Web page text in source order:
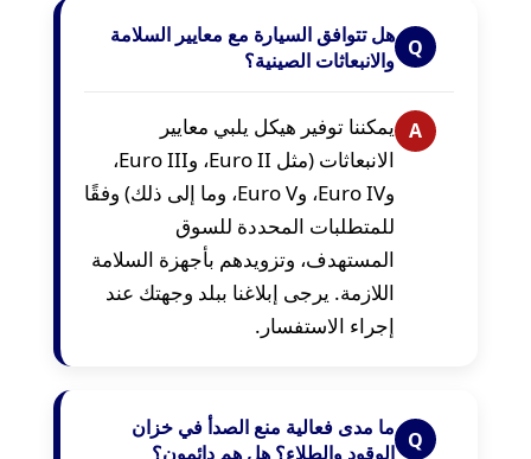
Q هل تتوافق السيارة مع معايير السلامة
والانبعاثات الصينية؟
A يمكننا توفير هيكل يلبي معايير
الانبعاثات (مثل Euro II، وEuro III،
وEuro IV، وEuro V، وما إلى ذلك) وفقًا
للمتطلبات المحددة للسوق
المستهدف، وتزويدهم بأجهزة السلامة
اللازمة. يرجى إبلاغنا ببلد وجهتك عند
إجراء الاستفسار.
Q ما مدى فعالية منع الصدأ في خزان
الوقود والطلاء؟ هل هم دائمون؟